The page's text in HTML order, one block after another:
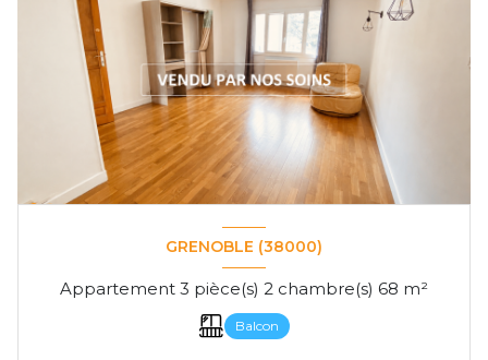
GRENOBLE (38000)
Appartement 3 pièce(s) 2 chambre(s) 68 m²
Balcon